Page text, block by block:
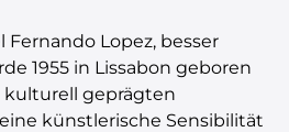
Lopez, besser
1955 in Lissabon geboren
geprägten
künstlerische Sensibilität